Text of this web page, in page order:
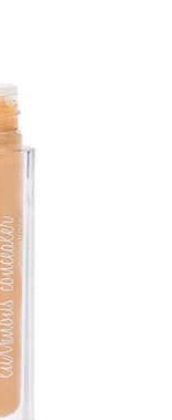
al 55% validi